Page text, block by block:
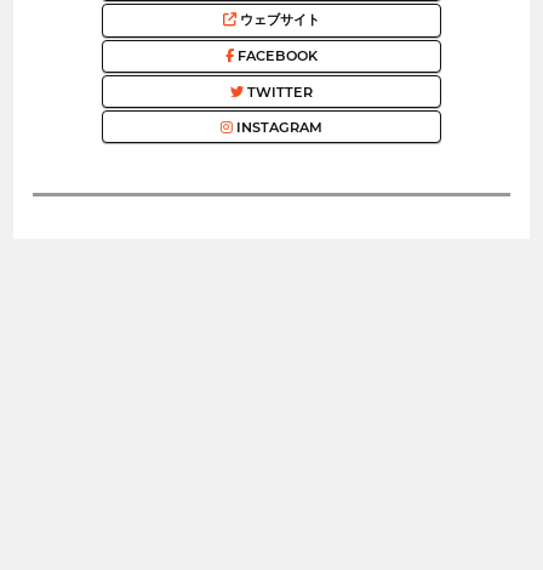
ウェブサイト
FACEBOOK
TWITTER
INSTAGRAM